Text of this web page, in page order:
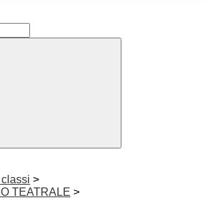
classi >
TEATRALE >